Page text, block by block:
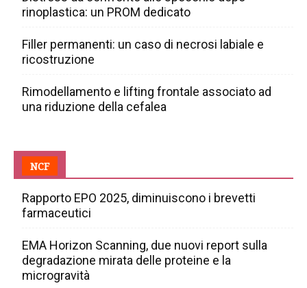
rinoplastica: un PROM dedicato
Filler permanenti: un caso di necrosi labiale e
ricostruzione
Rimodellamento e lifting frontale associato ad
una riduzione della cefalea
NCF
Rapporto EPO 2025, diminuiscono i brevetti
farmaceutici
EMA Horizon Scanning, due nuovi report sulla
degradazione mirata delle proteine e la
microgravità